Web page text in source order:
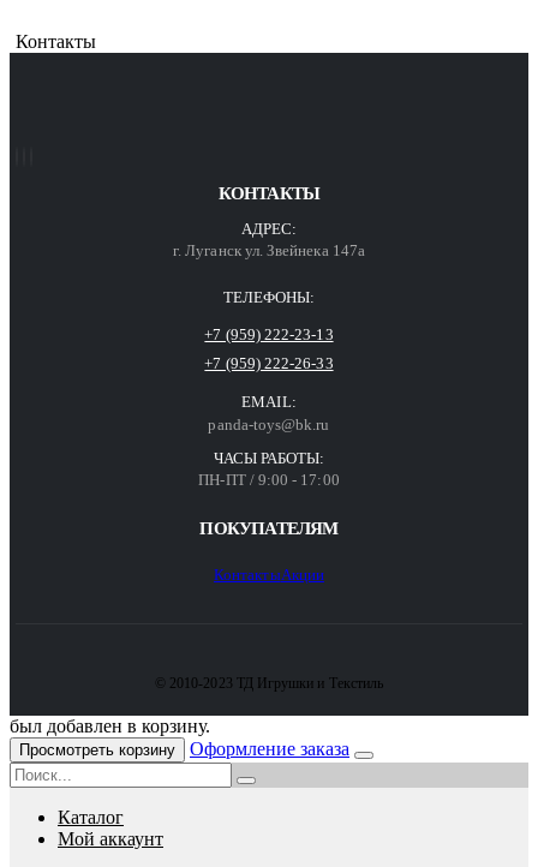
Контакты
КОНТАКТЫ
АДРЕС:
г. Луганск ул. Звейнека 147а
ТЕЛЕФОНЫ:
+7 (959) 222-23-13
+7 (959) 222-26-33
EMAIL:
panda-toys@bk.ru
ЧАСЫ РАБОТЫ:
ПН-ПТ / 9:00 - 17:00
ПОКУПАТЕЛЯМ
КонтактыАкции
© 2010-2023 ТД Игрушки и Текстиль
был добавлен в корзину.
Просмотреть корзину Оформление заказа
Каталог
Мой аккаунт